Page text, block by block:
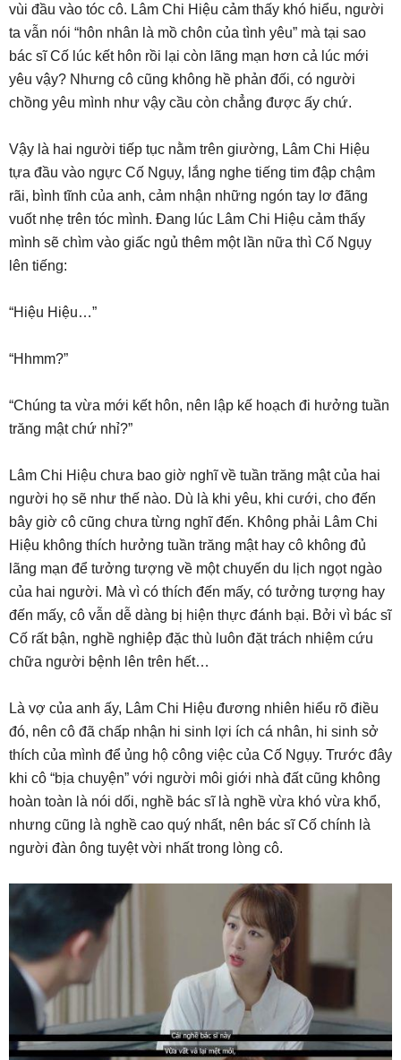
vùi đầu vào tóc cô. Lâm Chi Hiệu cảm thấy khó hiểu, người
ta vẫn nói “hôn nhân là mồ chôn của tình yêu” mà tại sao
bác sĩ Cố lúc kết hôn rồi lại còn lãng mạn hơn cả lúc mới
yêu vậy? Nhưng cô cũng không hề phản đối, có người
chồng yêu mình như vậy cầu còn chẳng được ấy chứ.
Vậy là hai người tiếp tục nằm trên giường, Lâm Chi Hiệu
tựa đầu vào ngực Cố Ngụy, lắng nghe tiếng tim đập chậm
rãi, bình tĩnh của anh, cảm nhận những ngón tay lơ đãng
vuốt nhẹ trên tóc mình. Đang lúc Lâm Chi Hiệu cảm thấy
mình sẽ chìm vào giấc ngủ thêm một lần nữa thì Cố Ngụy
lên tiếng:
“Hiệu Hiệu…”
“Hhmm?”
“Chúng ta vừa mới kết hôn, nên lập kế hoạch đi hưởng tuần
trăng mật chứ nhỉ?”
Lâm Chi Hiệu chưa bao giờ nghĩ về tuần trăng mật của hai
người họ sẽ như thế nào. Dù là khi yêu, khi cưới, cho đến
bây giờ cô cũng chưa từng nghĩ đến. Không phải Lâm Chi
Hiệu không thích hưởng tuần trăng mật hay cô không đủ
lãng mạn để tưởng tượng về một chuyến du lịch ngọt ngào
của hai người. Mà vì có thích đến mấy, có tưởng tượng hay
đến mấy, cô vẫn dễ dàng bị hiện thực đánh bại. Bởi vì bác sĩ
Cố rất bận, nghề nghiệp đặc thù luôn đặt trách nhiệm cứu
chữa người bệnh lên trên hết…
Là vợ của anh ấy, Lâm Chi Hiệu đương nhiên hiểu rõ điều
đó, nên cô đã chấp nhận hi sinh lợi ích cá nhân, hi sinh sở
thích của mình để ủng hộ công việc của Cố Ngụy. Trước đây
khi cô “bịa chuyện” với người môi giới nhà đất cũng không
hoàn toàn là nói dối, nghề bác sĩ là nghề vừa khó vừa khổ,
nhưng cũng là nghề cao quý nhất, nên bác sĩ Cố chính là
người đàn ông tuyệt vời nhất trong lòng cô.